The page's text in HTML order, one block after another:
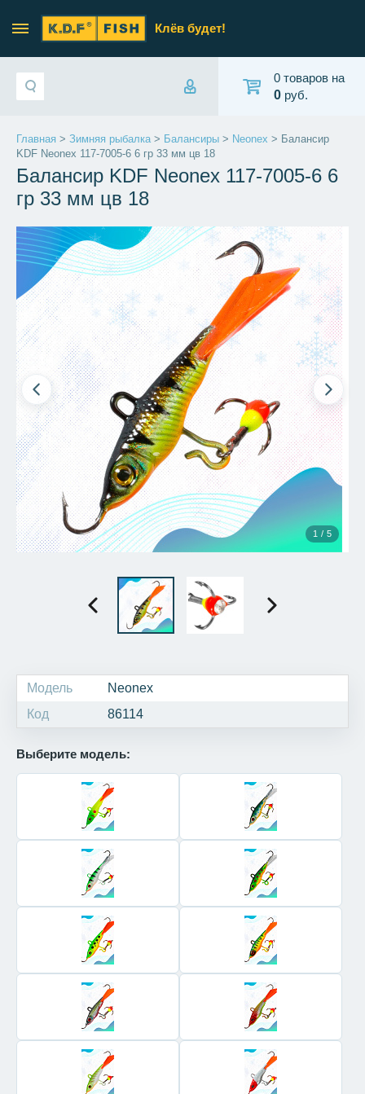
Клёв будет!
0 товаров на
0 руб.
Главная > Зимняя рыбалка> Балансиры > Neonex > Балансир
KDF Neonex 117-7005-6 6 гр 33 мм цв 18
Балансир KDF Neonex 117-7005-6 6
гр 33 мм цв 18
1 / 5
Модель
Neonex
Код
86114
Выберите модель: